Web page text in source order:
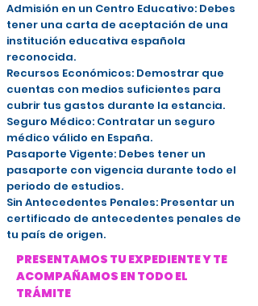
Admisión en un Centro Educativo: Debes
tener una carta de aceptación de una
institución educativa española
reconocida.
Recursos Económicos: Demostrar que
cuentas con medios suficientes para
cubrir tus gastos durante la estancia.
Seguro Médico: Contratar un seguro
médico válido en España.
Pasaporte Vigente: Debes tener un
pasaporte con vigencia durante todo el
periodo de estudios.
Sin Antecedentes Penales: Presentar un
certificado de antecedentes penales de
tu país de origen.
PRESENTAMOS TU EXPEDIENTE Y TE
ACOMPAÑAMOS EN TODO EL
TRÁMITE